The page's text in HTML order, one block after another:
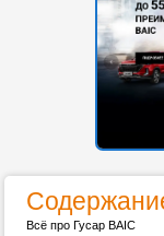
Всё про Гусар BAIC